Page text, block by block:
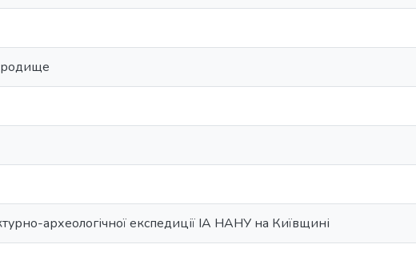
археологічної експедиції ІА НАНУ на Київщині